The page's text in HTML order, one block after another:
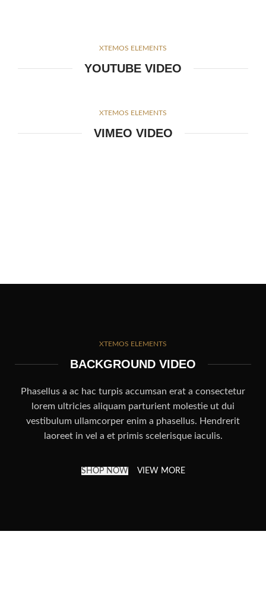
XTEMOS ELEMENTS
YOUTUBE VIDEO
XTEMOS ELEMENTS
VIMEO VIDEO
XTEMOS ELEMENTS
BACKGROUND VIDEO
Phasellus a ac hac turpis accumsan erat a consectetur
lorem ultricies aliquam parturient molestie ut dui
vestibulum ullamcorper enim a phasellus. Hendrerit
laoreet in vel a et primis scelerisque iaculis.
SHOP NOW VIEW MORE